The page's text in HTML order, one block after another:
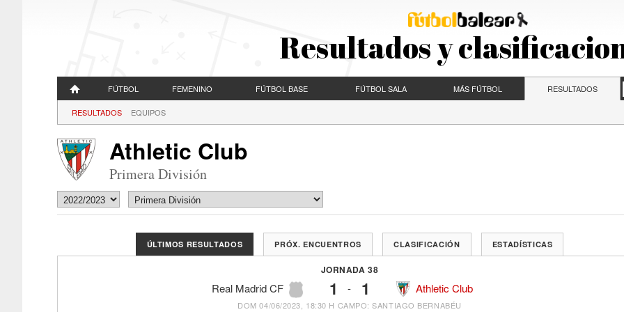
Resultados y
FÚTBOL FEMENINO FÚTBOL BASE FÚTBOL SALA MÁS FÚTBOL RESULTADOS
RESULTADOS EQUIPOS
Athletic Club
Primera División
ÚLTIMOS RESULTADOS PRÓX. ENCUENTROS CLASIFICACIÓN ESTADÍSTICAS
JORNADA 38
Real Madrid CF 1 - Athletic Club
1
DOM 04/06/2023, 18:30 H CAMPO: SANTIAGO BERNABÉU